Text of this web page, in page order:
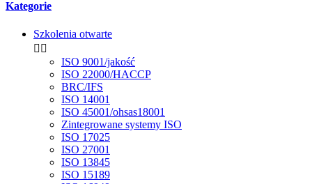
Kategorie
Szkolenia otwarte
 
ISO 9001/jakość
ISO 22000/HACCP
BRC/IFS
ISO 14001
ISO 45001/ohsas18001
Zintegrowane systemy ISO
ISO 17025
ISO 27001
ISO 13845
ISO 15189